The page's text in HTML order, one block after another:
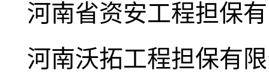
河南省资安工程担保
河南沃拓工程担保有